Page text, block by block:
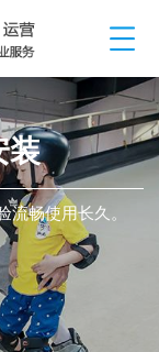
装
畅使用长久。